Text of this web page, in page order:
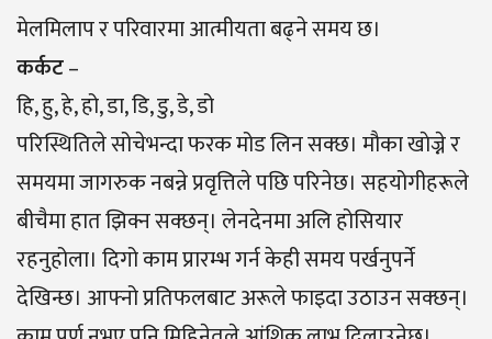
मेलमिलाप र परिवारमा आत्मीयता बढ्ने समय छ।
कर्कट–
हि, हु, हे, हो, डा, डि, डु, डे, डो
परिस्थितिले सोचेभन्दा फरक मोड लिन सक्छ। मौका खाेज्ने र
समयमा जागरुक नबन्ने प्रवृत्तिले पछि परिनेछ। सहयोगीहरूले
बीचैमा हात झिक्न सक्छन्। लेनदेनमा अलि होसियार
रहनुहोला। दिगो काम प्रारम्भ गर्न केही समय पर्खनुपर्ने
देखिन्छ। आफ्नो प्रतिफलबाट अरूले फाइदा उठाउन सक्छन्।